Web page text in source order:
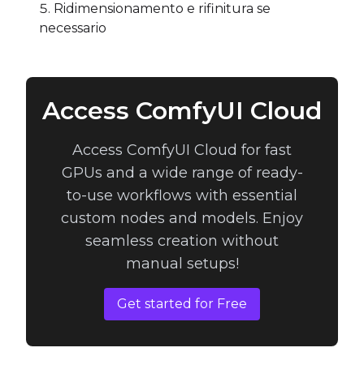
Ridimensionamento e rifinitura se
necessario
Access ComfyUI Cloud
Access ComfyUI Cloud for fast
GPUs and a wide range of ready-
to-use workflows with essential
custom nodes and models. Enjoy
seamless creation without
manual setups!
Get started for Free